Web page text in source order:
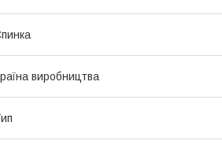
виробництва